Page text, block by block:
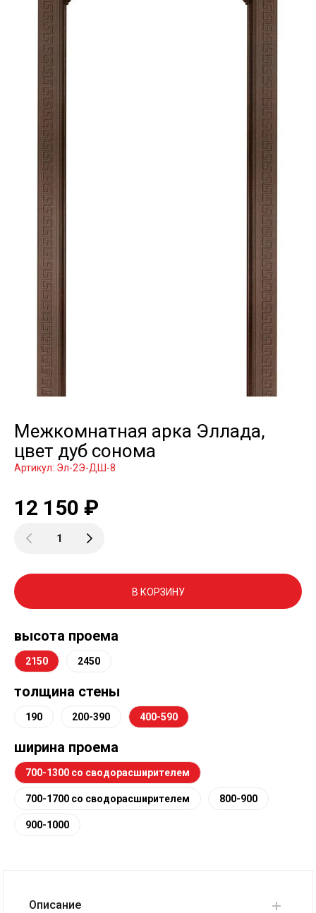
Межкомнатная арка Эллада,
цвет дуб сонома
Артикул: Эл-2Э-ДШ-8
12 150 ₽
В КОРЗИНУ
высота проема
2150 2450
толщина стены
190 200-390 400-590
ширина проема
700-1300 со сводорасширителем
700-1700 со сводорасширителем 800-900
900-1000
Описание